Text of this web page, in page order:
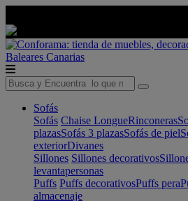
Baleares Canarias
Sofás
Sofás Chaise LongueRinconeras
plazasSofás 3 plazasSofás de piel
exteriorDivanes
Sillones Sillones decorativos
levantapersonas
Puffs Puffs decorativosPuffs pera
almacenaje